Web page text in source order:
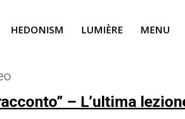
HEDONISM LUMIÈRE MENU
– L’ultima